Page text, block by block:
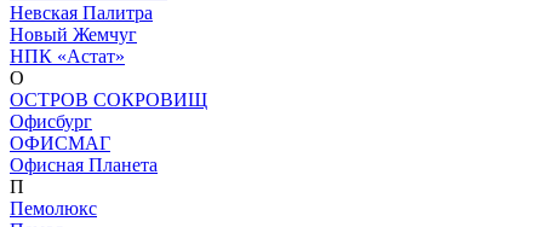
Невская Палитра
Новый Жемчуг
НПК «Астат»
О
ОСТРОВ СОКРОВИЩ
Офисбург
ОФИСМАГ
Офисная Планета
П
Пемолюкс